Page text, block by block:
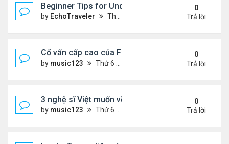
Beginner Tips for Understanding Diablo 4 Items
by EchoTraveler Thứ 7 Tháng 8 01, 2026 12:25 am
0
Trả lời
Cố vấn cấp cao của FIFA từ chức để phán đối
by music123 Thứ 6 Tháng 7 31, 2026 7:15 pm
0
Trả lời
3 nghệ sĩ Việt muốn về VN nhưng số phận an bài
by music123 Thứ 6 Tháng 7 31, 2026 6:41 pm
0
Trả lời